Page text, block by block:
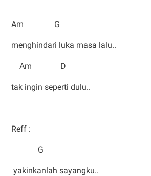
Am G
menghindari luka masa lalu..
Am D
tak ingin seperti dulu..
Reff :
G
yakinkanlah sayangku..